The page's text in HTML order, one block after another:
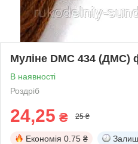
Муліне DMC 434 (ДМС)
В наявності
Роздріб
24,25 ₴ 25 ₴
Економія 0.75 ₴